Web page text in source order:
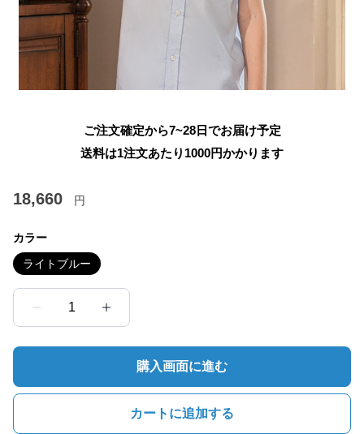
ご注文確定から7~28日でお届け予定
送料は1注文あたり 1000円かかります
18,660 円
カラー
ライトブルー
1
購入画面に進む
カートに追加する